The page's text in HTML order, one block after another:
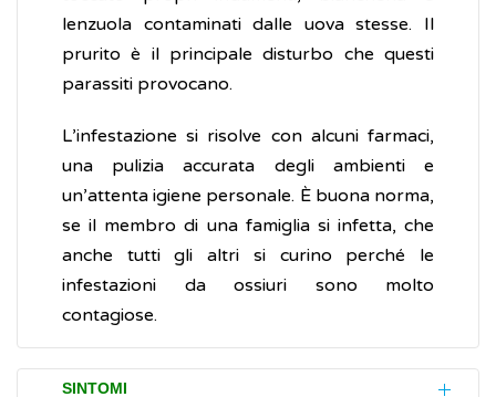
lenzuola contaminati dalle uova stesse. Il
prurito è il principale disturbo che questi
parassiti provocano.
L’infestazione si risolve con alcuni farmaci,
una pulizia accurata degli ambienti e
un’attenta igiene personale. È buona norma,
se il membro di una famiglia si infetta, che
anche tutti gli altri si curino perché le
infestazioni da ossiuri sono molto
contagiose.
SINTOMI